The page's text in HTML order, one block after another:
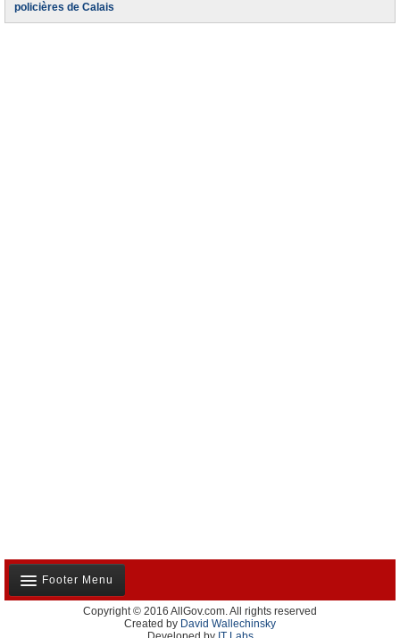
policières de Calais
Footer Menu
Notre équipe
Copyright © 2016 AllGov.com. All rights reserved
Created by David Wallechinsky